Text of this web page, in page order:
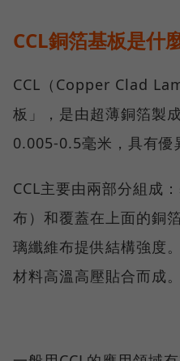
CCL銅箔基板是什
CCL（Copper Clad
板」，是由超薄銅箔製
0.005-0.5毫米，具有優
CCL主要由兩部分組成
布）和覆蓋在上面的銅
璃纖維布提供結構強度
材料高溫高壓貼合而成。